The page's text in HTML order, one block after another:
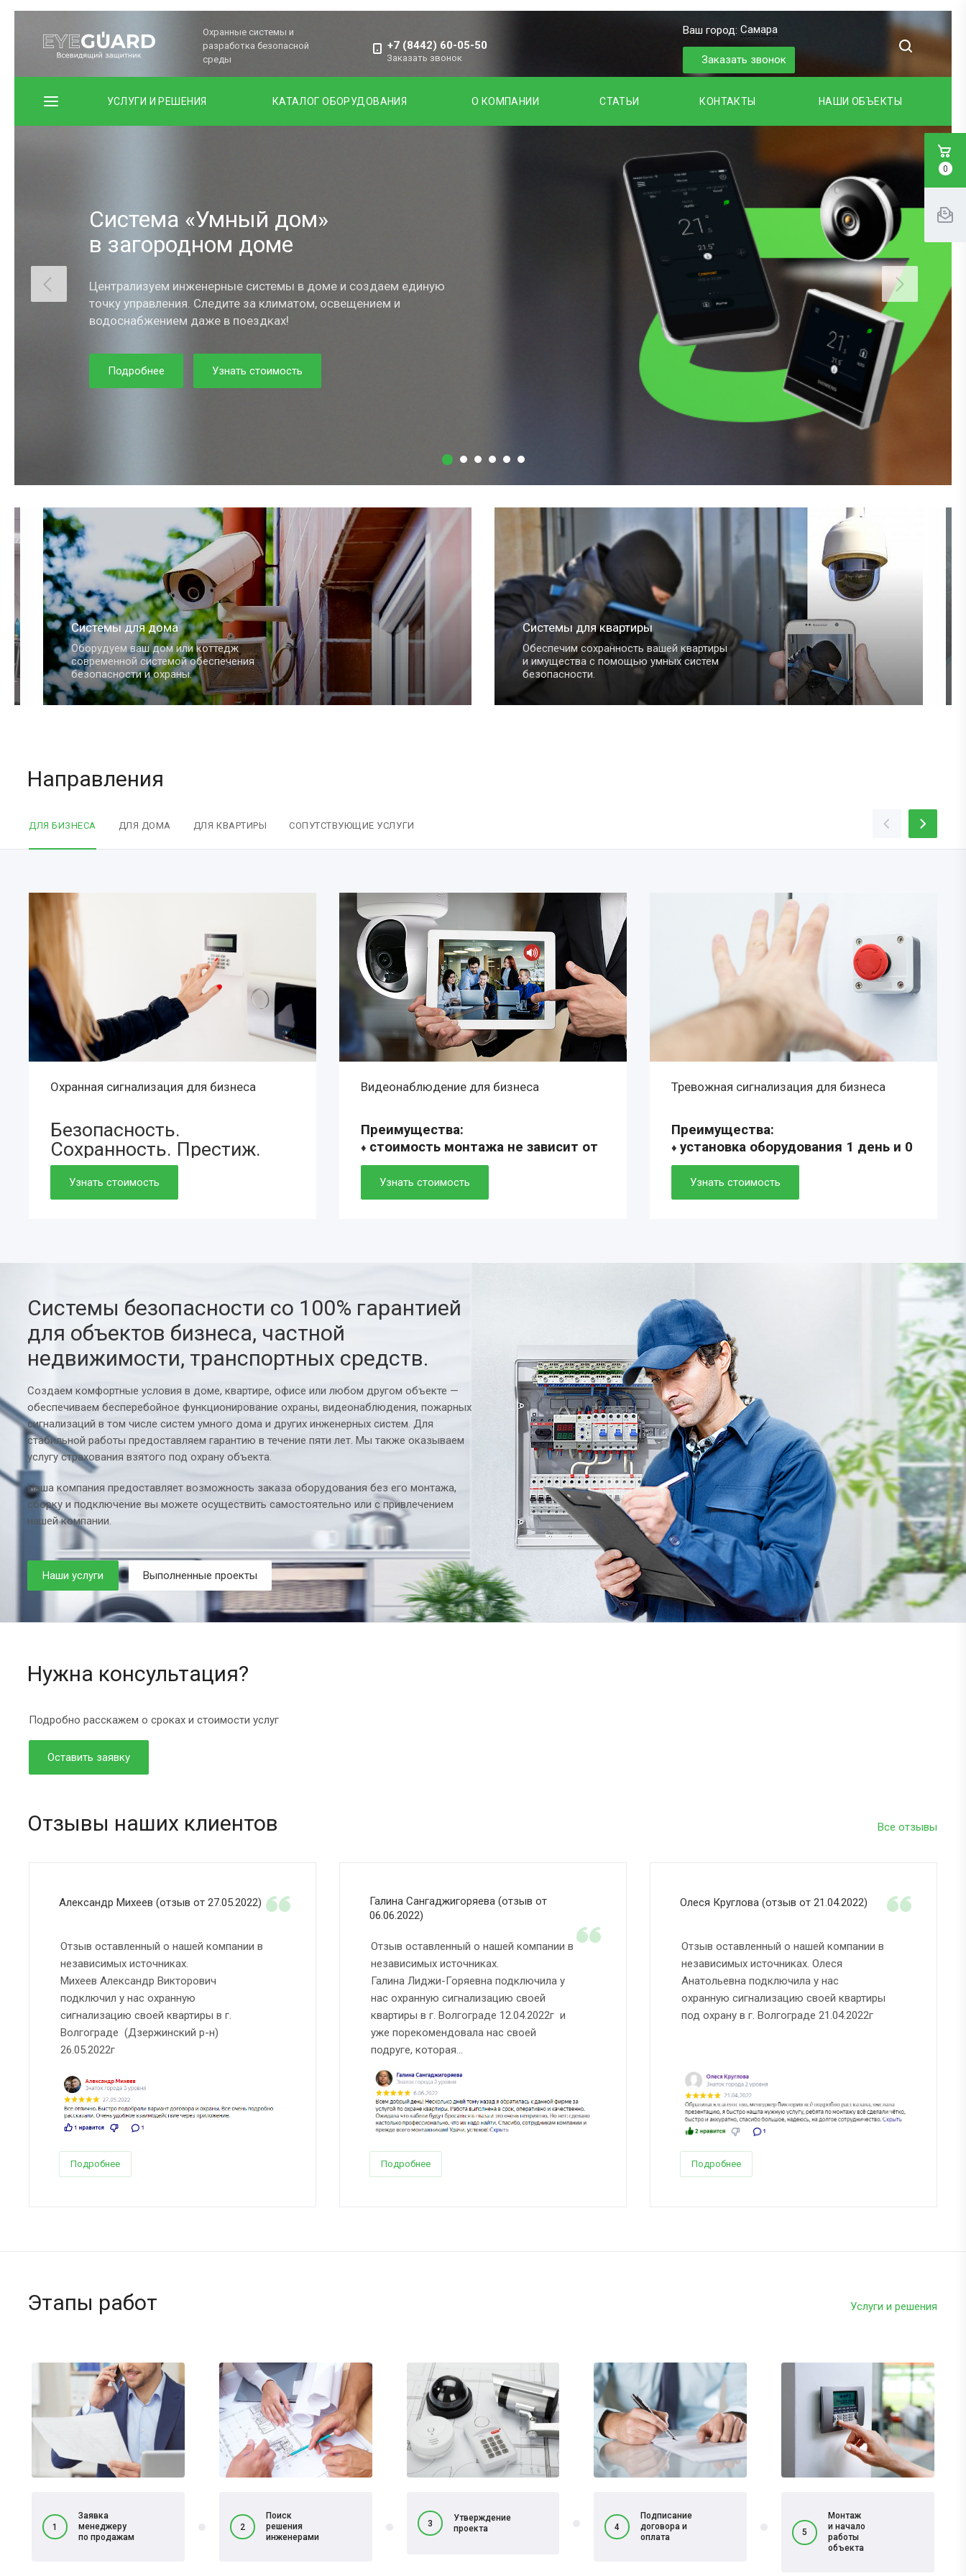
Охранные системы и
разработка безопасной
среды
+7 (8442) 60-05-50
Заказать звонок
Ваш город: Самара
Заказать звонок
УСЛУГИ И РЕШЕНИЯ КАТАЛОГ ОБОРУДОВАНИЯ О КОМПАНИИ СТАТЬИ КОНТАКТЫ НАШИ ОБЪЕКТЫ
Система «Умный дом»
в загородном доме
Централизуем инженерные системы в доме и создаем единую
точку управления. Следите за климатом, освещением и
водоснабжением даже в поездках!
Подробнее Узнать стоимость
Системы для квартиры
Обеспечим сохранность вашей квартиры
и имущества с помощью умных систем
безопасности.
Система "Умный дом"
Такая система устройств дома,
способная решать ежедневные задачи
без непосредственного участия
пользователя, очень упрощает быт.
Направления
ДЛЯ БИЗНЕСА ДЛЯ ДОМА ДЛЯ КВАРТИРЫ СОПУТСТВУЮЩИЕ УСЛУГИ
Охранная сигнализация для бизнеса
Безопасность.
Сохранность. Престиж.
Просто. Быстро. Доступно.
Нужно. Обязательно.
Если работаете вдолгую.
Узнать стоимость
Видеонаблюдение для бизнеса
Преимущества:
♦ стоимость монтажа не зависит от
сложности установки
♦ профессиональное оборудование с
гарантией 1-10 лет
комплектации: готовые и
Узнать стоимость
Тревожная сигнализация для бизнеса
Преимущества:
♦ установка оборудования 1 день и 0
рублей
♦ скорость прибытия ГБР 5-7 минут
♦ удобное мобильное приложение
Узнать стоимость
Системы безопасности со 100% гарантией
для объектов бизнеса, частной
недвижимости, транспортных средств.
Создаем комфортные условия в доме, квартире, офисе или любом другом объекте —
обеспечиваем бесперебойное функционирование охраны, видеонаблюдения, пожарных
сигнализаций в том числе систем умного дома и других инженерных систем. Для
стабильной работы предоставляем гарантию в течение пяти лет. Мы также оказываем
услугу страхования взятого под охрану объекта.
Наша компания предоставляет возможность заказа оборудования без его монтажа,
сборку и подключение вы можете осуществить самостоятельно или с привлечением
нашей компании.
Наши услуги Выполненные проекты
Нужна консультация?
Подробно расскажем о сроках и стоимости услуг
Оставить заявку
Все отзывы
Отзывы наших клиентов
Александр Михеев (отзыв от 27.05.2022)
Отзыв оставленный о нашей компании в
независимых источниках.
Михеев Александр Викторович
подключил у нас охранную
сигнализацию своей квартиры в г.
Волгограде (Дзержинский р-н)
26.05.2022г
Подробнее
Галина Сангаджигоряева (отзыв от
06.06.2022)
Отзыв оставленный о нашей компании в
независимых источниках.
Галина Лиджи-Горяевна подключила у
нас охранную сигнализацию своей
квартиры в г. Волгограде 12.04.2022г и
уже порекомендовала нас своей
подруге, которая...
Подробнее
Олеся Круглова (отзыв от 21.04.2022)
Отзыв оставленный о нашей компании в
независимых источниках. Олеся
Анатольевна подключила у нас
охранную сигнализацию своей квартиры
под охрану в г. Волгограде 21.04.2022г
Подробнее
Услуги и решения
Этапы работ
1
Заявка
менеджеру
по продажам
2
Поиск
решения
инженерами
3
Утверждение
проекта
4
Подписание
договора и
оплата
5
Монтаж
и начало
работы
объекта
0